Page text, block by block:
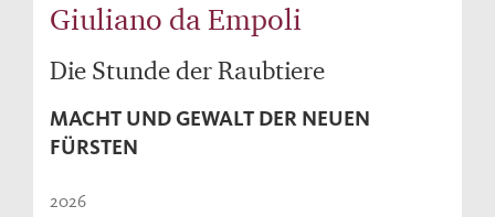
Giuliano da Empoli
Die Stunde der Raubtiere
MACHT UND GEWALT DER NEUEN
FÜRSTEN
2026